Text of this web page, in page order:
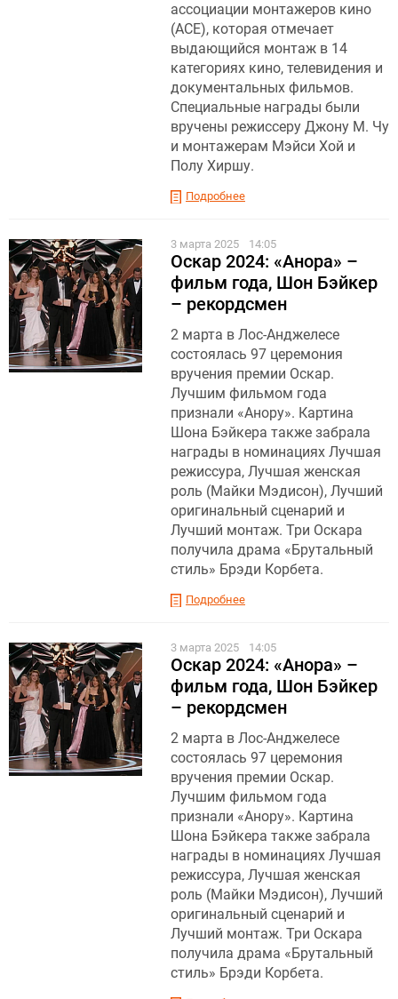
ассоциации монтажеров кино
(ACE), которая отмечает
выдающийся монтаж в 14
категориях кино, телевидения и
документальных фильмов.
Специальные награды были
вручены режиссеру Джону М. Чу
и монтажерам Мэйси Хой и
Полу Хиршу.
Подробнее
3 марта 2025 14:05
Оскар 2024: «Анора» –
фильм года, Шон Бэйкер
– рекордсмен
2 марта в Лос-Анджелесе
состоялась 97 церемония
вручения премии Оскар.
Лучшим фильмом года
признали «Анору». Картина
Шона Бэйкера также забрала
награды в номинациях Лучшая
режиссура, Лучшая женская
роль (Майки Мэдисон), Лучший
оригинальный сценарий и
Лучший монтаж. Три Оскара
получила драма «Брутальный
стиль» Брэди Корбета.
Подробнее
3 марта 2025 14:05
Оскар 2024: «Анора» –
фильм года, Шон Бэйкер
– рекордсмен
2 марта в Лос-Анджелесе
состоялась 97 церемония
вручения премии Оскар.
Лучшим фильмом года
признали «Анору». Картина
Шона Бэйкера также забрала
награды в номинациях Лучшая
режиссура, Лучшая женская
роль (Майки Мэдисон), Лучший
оригинальный сценарий и
Лучший монтаж. Три Оскара
получила драма «Брутальный
стиль» Брэди Корбета.